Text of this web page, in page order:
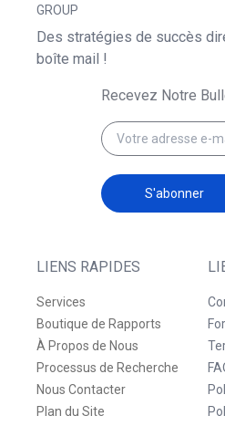
GROUP
LIENS RAPIDES
Services
Boutique de Rapports
À Propos de Nous
Processus de Recherche
Nous Contacter
Plan du Site
Des stratégies de succès
boîte mail !
Recevez Notre
S'abonner